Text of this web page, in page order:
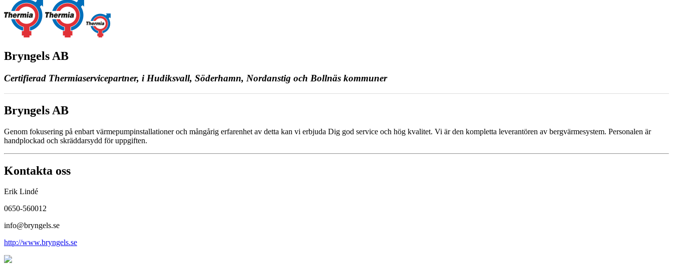
Bryngels AB
Certifierad Thermiaservicepartner, i Hudiksvall, Söderhamn, Nordanstig och Bollnäs kommuner
Bryngels AB
Genom fokusering på enbart värmepumpinstallationer och mångårig erfarenhet av detta kan vi erbjuda Dig god service och hög kvalitet. Vi är den kompletta leverantören av bergvärmesystem. Personalen är
handplockad och skräddarsydd för uppgiften.
Kontakta oss
Erik Lindé
0650-560012
info@bryngels.se
http://www.bryngels.se